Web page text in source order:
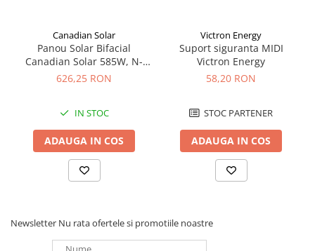
SLA AGM (Sealed Lead Acid)
Deep Cycle - Tractiune/Semi-
Pachete acumulatori VRLA
Sisteme de management (BMS)
stationare
Canadian Solar
Panou Solar Bifacial
Canadian Solar 585W, N-
Type TOPCon, CS6W-TB-SF-
626,25 RON
IN STOC
ADAUGA IN COS
Victron Energy
Suport siguranta MIDI
Victron Energy
58,20 RON
STOC PARTENER
ADAUGA IN COS
Newsletter Nu rata ofertele si promotiile noastre